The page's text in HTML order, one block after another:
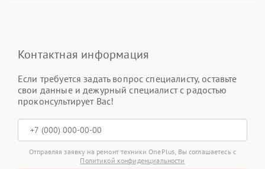
Контактная информация
Если требуется задать вопрос специалисту, оставьте
свои данные и дежурный специалист с радостью
проконсультирует Вас!
Отправляя заявку на ремонт техники OnePlus, Вы соглашаетесь с
Политикой конфиденциальности